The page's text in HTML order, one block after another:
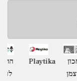
Playtika
מכון
ויצמן